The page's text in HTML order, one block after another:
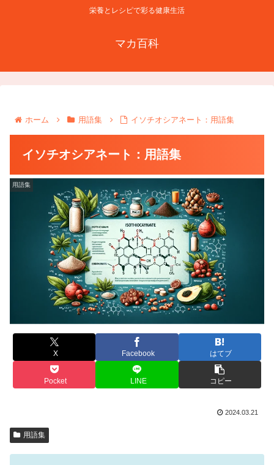
栄養とレシピで彩る健康生活
マカ百科
ホーム 用語集 イソチオシアネート：用語集
イソチオシアネート：用語集
用語集
X Facebook はてブ
Pocket LINE コピー
2024.03.21
用語集